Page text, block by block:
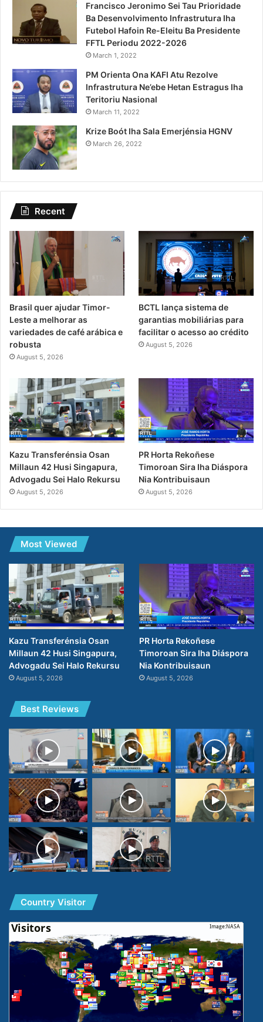
Francisco Jeronimo Sei Tau Prioridade
Ba Desenvolvimento Infrastrutura Iha
Futebol Hafoin Re-Eleitu Ba Presidente
FFTL Periodu 2022-2026
March 1, 2022
PM Orienta Ona KAFI Atu Rezolve
Infrastrutura Ne’ebe Hetan Estragus Iha
Teritoriu Nasional
March 11, 2022
Krize Boót Iha Sala Emerjénsia HGNV
March 26, 2022
Recent
Brasil quer ajudar Timor-
Leste a melhorar as
variedades de café arábica e
robusta
August 5, 2026
BCTL lança sistema de
garantias mobiliárias para
facilitar o acesso ao crédito
August 5, 2026
Kazu Transferénsia Osan
Millaun 42 Husi Singapura,
Advogadu Sei Halo Rekursu
August 5, 2026
PR Horta Rekoñese
Timoroan Sira Iha Diáspora
Nia Kontribuisaun
August 5, 2026
Most Viewed
Kazu Transferénsia Osan
Millaun 42 Husi Singapura,
Advogadu Sei Halo Rekursu
August 5, 2026
PR Horta Rekoñese
Timoroan Sira Iha Diáspora
Nia Kontribuisaun
August 5, 2026
Best Reviews
Country Visitor